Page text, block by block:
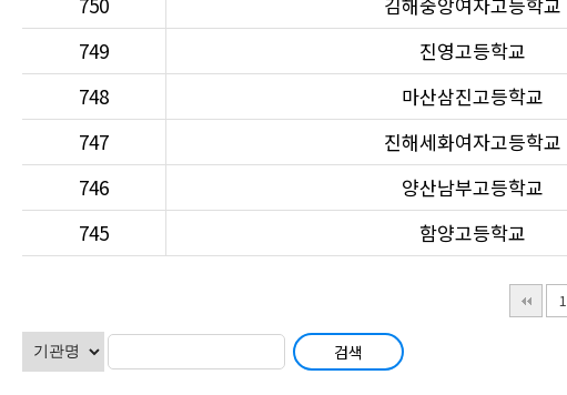
749
진영고등학교
748
마산삼진고등학교
747
진해세화여자고등학교
746
양산남부고등학교
745
함양고등학교
1